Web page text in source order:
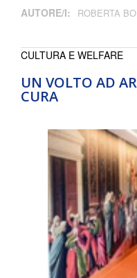
AUTORE/I: ROBERTA
UN VOLTO AD
CURA
CULTURA E WELFARE